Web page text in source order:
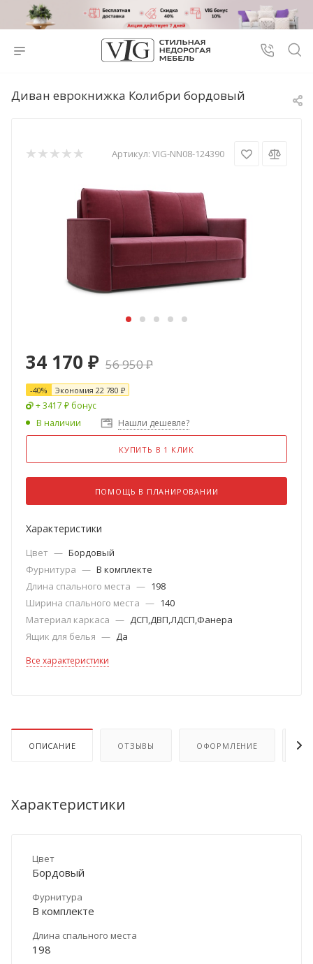
Диван еврокнижка Колибри бордовый
Артикул: VIG-NN08-124390
34 170 ₽ 56 950₽
-40% Экономия 22 780 ₽
+ 3417 ₽ бонус
В наличии
Нашли дешевле?
КУПИТЬ В 1 КЛИК
ПОМОЩЬ В ПЛАНИРОВАНИИ
Характеристики
Цвет — Бордовый
Фурнитура — В комплекте
Длина спального места — 198
Ширина спального места — 140
Материал каркаса — ДСП,ДВП,ЛДСП,Фанера
Ящик для белья — Да
Все характеристики
ОПИСАНИЕ ОТЗЫВЫ ОФОРМЛЕНИЕ
Характеристики
Цвет
Бордовый
Фурнитура
В комплекте
Длина спального места
198